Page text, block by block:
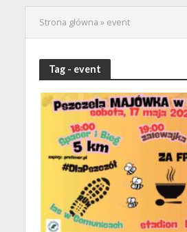
Strona główna » event
Tag - event